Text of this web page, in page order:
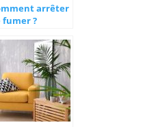
arrêter
fumer ?